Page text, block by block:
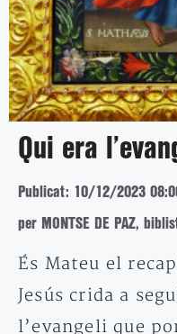
Qui era
Publicat: 10/12/2023
per MONTSE DE PAZ,
És Mateu el
Jesús crida a
l’evangeli que